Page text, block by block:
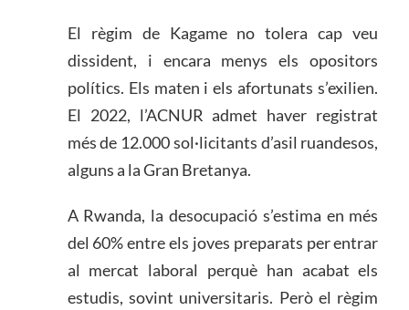
El règim de Kagame no tolera cap veu
dissident, i encara menys els opositors
polítics. Els maten i els afortunats s’exilien.
El 2022, l’ACNUR admet haver registrat
més de 12.000 sol·licitants d’asil ruandesos,
alguns a la Gran Bretanya.
A Rwanda, la desocupació s’estima en més
del 60% entre els joves preparats per entrar
al mercat laboral perquè han acabat els
estudis, sovint universitaris. Però el règim